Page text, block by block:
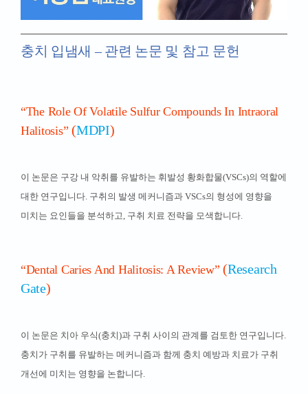
충치 입냄새 – 관련 논문 및 참고 문헌
“The Role Of Volatile Sulfur Compounds In Intraoral
Halitosis” (MDPI)
이 논문은 구강 내 악취를 유발하는 휘발성 황화합물(VSCs)의 역할에
대한 연구입니다. 구취의 발생 메커니즘과 VSCs의 형성에 영향을
미치는 요인들을 분석하고, 구취 치료 전략을 모색합니다.
“Dental Caries And Halitosis: A Review”(Research
Gate)
이 논문은 치아 우식(충치)과 구취 사이의 관계를 검토한 연구입니다.
충치가 구취를 유발하는 메커니즘과 함께 충치 예방과 치료가 구취
개선에 미치는 영향을 논합니다.